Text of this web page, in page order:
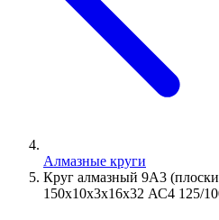
Алмазные круги
Круг алмазный 9А3
150х10х3х16х32 АС4 125/